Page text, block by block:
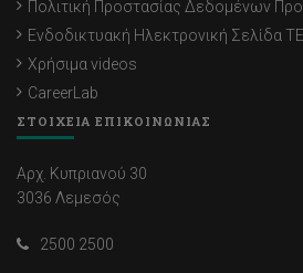
Πολιτική Προστασίας Δεδομένων
Ενδοδικτυακή Ηλεκτρονική Σελίδα
Χρήσιμα videos
CareerLab
ΣΤΟΙΧΕΙΑ ΕΠΙΚΟΙΝΩΝΙΑΣ
Αρχ. Κυπριανού 30
3036 Λεμεσός
2500 2500